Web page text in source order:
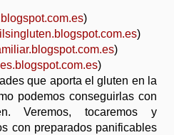
)
)
)
)
que aporta el gluten en la
podemos conseguirlas con
Veremos, tocaremos y
con preparados panificables